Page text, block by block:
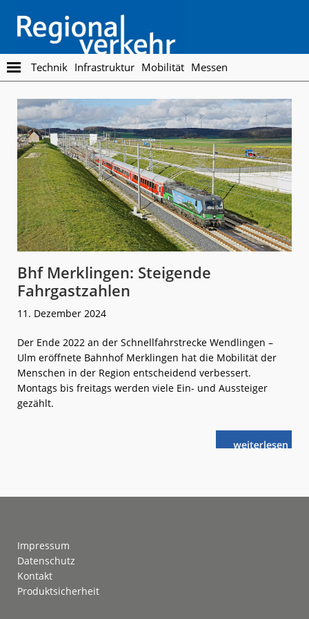
main
content
footer
Regionalverkehr
Die
Fachzeitschrift
den
Öffentlichen
Personennahverkehr
Technik Infrastruktur Mobilität Messen
Bhf Merklingen: Steigende
Fahrgastzahlen
11. Dezember 2024
Der Ende 2022 an der Schnellfahrstrecke Wendlingen –
Ulm eröffnete Bahnhof Merklingen hat die Mobilität der
Menschen in der Region entscheidend verbessert.
Montags bis freitags werden viele Ein- und Aussteiger
gezählt.
weiterlese
nBhf
Impressum
Datenschutz
Kontakt
Produktsicherheit